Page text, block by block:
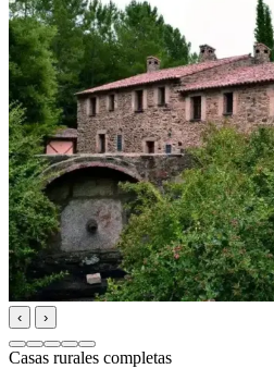
‹ ›
Casas rurales completas